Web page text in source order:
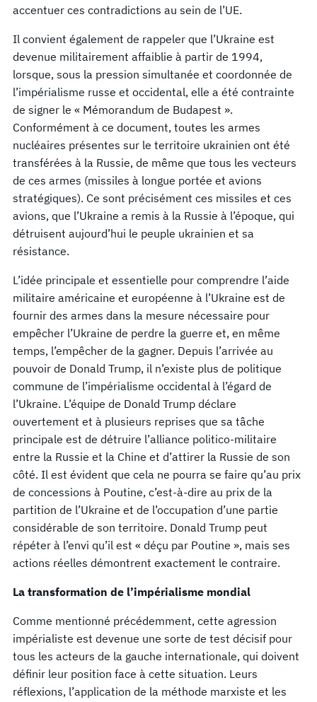
accentuer ces contradictions au sein de l’UE.
Il convient également de rappeler que l’Ukraine est
devenue militairement affaiblie à partir de 1994,
lorsque, sous la pression simultanée et coordonnée de
l’impérialisme russe et occidental, elle a été contrainte
de signer le « Mémorandum de Budapest ».
Conformément à ce document, toutes les armes
nucléaires présentes sur le territoire ukrainien ont été
transférées à la Russie, de même que tous les vecteurs
de ces armes (missiles à longue portée et avions
stratégiques). Ce sont précisément ces missiles et ces
avions, que l’Ukraine a remis à la Russie à l’époque, qui
détruisent aujourd’hui le peuple ukrainien et sa
résistance.
L’idée principale et essentielle pour comprendre l’aide
militaire américaine et européenne à l’Ukraine est de
fournir des armes dans la mesure nécessaire pour
empêcher l’Ukraine de perdre la guerre et, en même
temps, l’empêcher de la gagner. Depuis l’arrivée au
pouvoir de Donald Trump, il n’existe plus de politique
commune de l’impérialisme occidental à l’égard de
l’Ukraine. L’équipe de Donald Trump déclare
ouvertement et à plusieurs reprises que sa tâche
principale est de détruire l’alliance politico-militaire
entre la Russie et la Chine et d’attirer la Russie de son
côté. Il est évident que cela ne pourra se faire qu’au prix
de concessions à Poutine, c’est-à-dire au prix de la
partition de l’Ukraine et de l’occupation d’une partie
considérable de son territoire. Donald Trump peut
répéter à l’envi qu’il est « déçu par Poutine », mais ses
actions réelles démontrent exactement le contraire.
La transformation de l’impérialisme mondial
Comme mentionné précédemment, cette agression
impérialiste est devenue une sorte de test décisif pour
tous les acteurs de la gauche internationale, qui doivent
définir leur position face à cette situation. Leurs
réflexions, l’application de la méthode marxiste et les